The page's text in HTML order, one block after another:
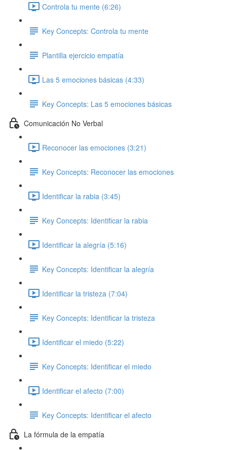
Controla tu mente (6:26)
Key Concepts: Controla tu mente
Plantilla ejercicio empatía
Las 5 emociones básicas (4:33)
Key Concepts: Las 5 emociones básicas
Comunicación No Verbal
Reconocer las emociones (3:21)
Key Concepts: Reconocer las emociones
Identificar la rabia (3:45)
Key Concepts: Identificar la rabia
Identificar la alegría (5:16)
Key Concepts: Identificar la alegría
Identificar la tristeza (7:04)
Key Concepts: Identificar la tristeza
Identificar el miedo (5:22)
Key Concepts: Identificar el miedo
Identificar el afecto (7:00)
Key Concepts: Identificar el afecto
La fórmula de la empatía